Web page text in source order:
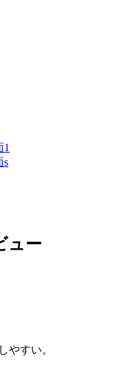
ュー
やすい。